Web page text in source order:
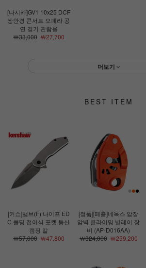
[나시카]GV1 10x25 DCF
쌍안경 콘서트 오페라 공
연 경기 관람용
￦33,000￦27,700
더보기
BEST ITEM
[커쇼]밸브(F) 나이프 ED
C 폴딩 접이식 포켓 등산
캠핑 칼
￦57,000￦47,800
[정품][페츨]네옥스 암장
암벽 클라이밍 빌레이 장
비 (AP-D016AA)
￦324,000￦259,200